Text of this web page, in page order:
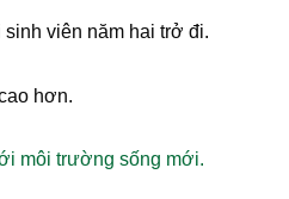
viên năm hai trở đi.
hơn.
môi trường sống mới.